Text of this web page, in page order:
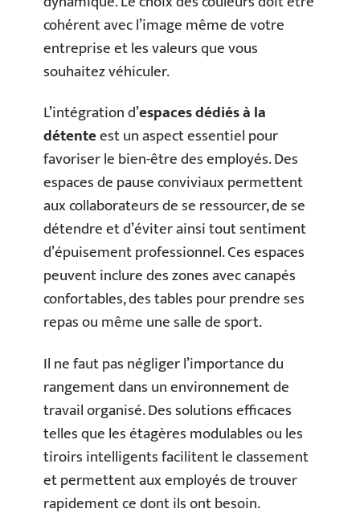
cohérent avec l’image même de votre
entreprise et les valeurs que vous
souhaitez véhiculer.
L’intégration d’espaces dédiés à la
détenteest un aspect essentiel pour
favoriser le bien-être des employés. Des
espaces de pause conviviaux permettent
aux collaborateurs de se ressourcer, de se
détendre et d’éviter ainsi tout sentiment
d’épuisement professionnel. Ces espaces
peuvent inclure des zones avec canapés
confortables, des tables pour prendre ses
repas ou même une salle de sport.
Il ne faut pas négliger l’importance du
rangement dans un environnement de
travail organisé. Des solutions efficaces
telles que les étagères modulables ou les
tiroirs intelligents facilitent le classement
et permettent aux employés de trouver
rapidement ce dont ils ont besoin.